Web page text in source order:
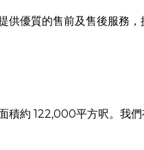
供優質的售前及售後服務
積約 122,000平方呎。我